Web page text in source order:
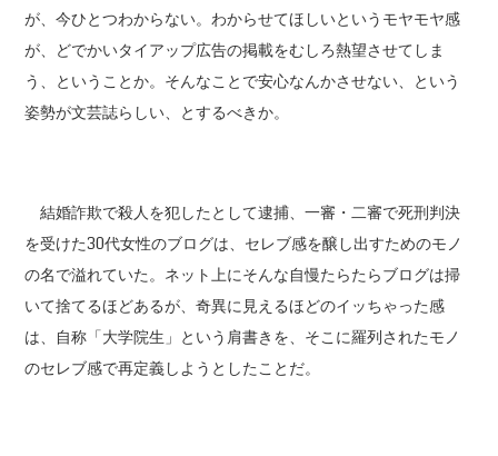
が、今ひとつわからない。わからせてほしいというモヤモヤ感
が、どでかいタイアップ広告の掲載をむしろ熱望させてしま
う、ということか。そんなことで安心なんかさせない、という
姿勢が文芸誌らしい、とするべきか。
結婚詐欺で殺人を犯したとして逮捕、一審・二審で死刑判決
を受けた30代女性のブログは、セレブ感を醸し出すためのモノ
の名で溢れていた。ネット上にそんな自慢たらたらブログは掃
いて捨てるほどあるが、奇異に見えるほどのイッちゃった感
は、自称「大学院生」という肩書きを、そこに羅列されたモノ
のセレブ感で再定義しようとしたことだ。